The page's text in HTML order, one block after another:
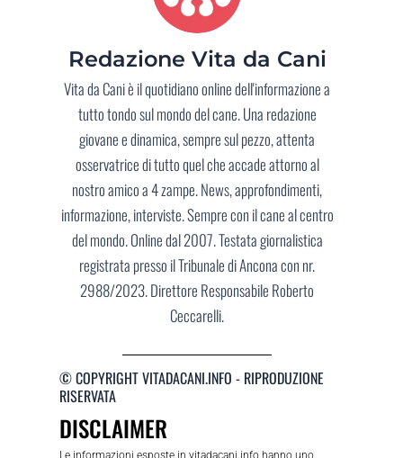
Redazione Vita da Cani
Vita da Cani è il quotidiano online dell'informazione a
tutto tondo sul mondo del cane. Una redazione
giovane e dinamica, sempre sul pezzo, attenta
osservatrice di tutto quel che accade attorno al
nostro amico a 4 zampe. News, approfondimenti,
informazione, interviste. Sempre con il cane al centro
del mondo. Online dal 2007. Testata giornalistica
registrata presso il Tribunale di Ancona con nr.
2988/2023. Direttore Responsabile Roberto
Ceccarelli.
© COPYRIGHT VITADACANI.INFO - RIPRODUZIONE
RISERVATA
DISCLAIMER
Le informazioni esposte in vitadacani.info hanno uno